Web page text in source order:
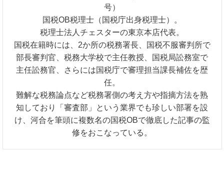
号）
国税OB税理士（国税庁出身税理士）。
税理士法人チェスターの東京本店代表。
国税在籍時には、2か所の税務署長、国税不服審判所で
部長審判官、税務大学校で主任教授、国税局訟務室で
主任訟務官、さらには国税庁で審理担当課長補佐を歴
任。
難解な税務論点など税務署側の考え方や指摘方法を熟
知しており「審査部」という業界でも珍しい部署を設
け、河合を筆頭に複数名の国税OBで徹底した記事の監
修をおこなっている。